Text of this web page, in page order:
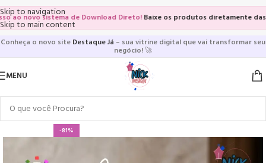
Skip to navigation
Skip to main content
novo sistema de Download Direto!Baixe os produtos diretamente das
Conheça o novo site Destaque Já – sua vitrine digital que vai transformar seu
negócio!🚀
MENU
-81%